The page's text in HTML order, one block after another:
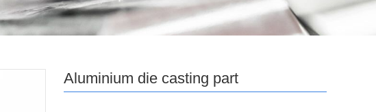
Aluminium die casting part